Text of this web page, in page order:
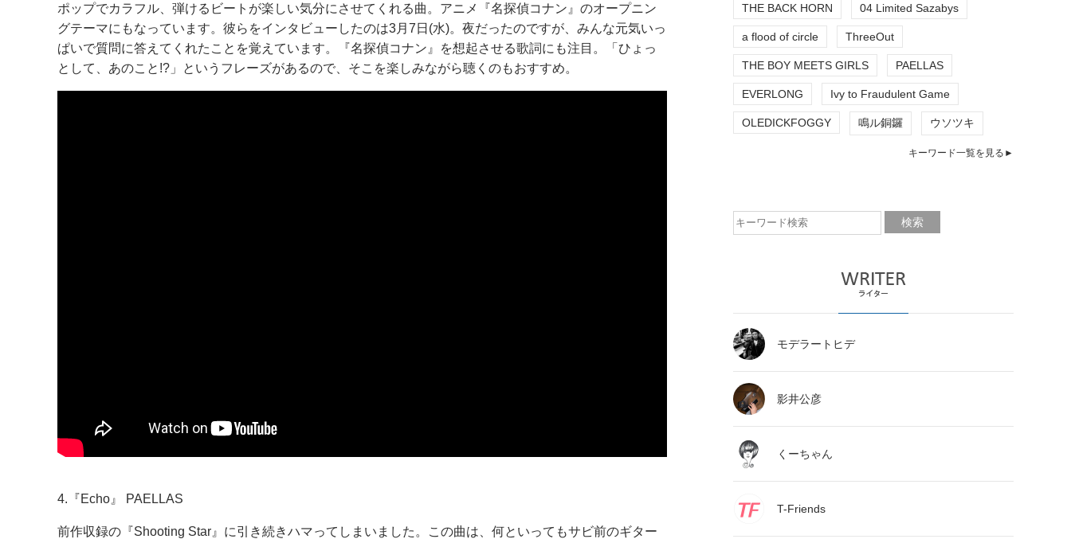
ポップでカラフル、弾けるビートが楽しい気分にさせてくれる曲。アニメ『名探偵コナン』のオープニン
グテーマにもなっています。彼らをインタビューしたのは3月7日(水)。夜だったのですが、みんな元気いっ
ぱいで質問に答えてくれたことを覚えています。『名探偵コナン』を想起させる歌詞にも注目。「ひょっ
として、あのこと!?」というフレーズがあるので、そこを楽しみながら聴くのもおすすめ。
4.『Echo』 PAELLAS
前作収録の『Shooting Star』に引き続きハマってしまいました。この曲は、何といってもサビ前のギター
THE BACK HORN 04 Limited Sazabys
a flood of circle ThreeOut
THE BOY MEETS GIRLS PAELLAS
EVERLONG Ivy to Fraudulent Game
OLEDICKFOGGY 鳴ル銅鑼 ウソツキ
キーワード一覧を見る►
モデラートヒデ
影井公彦
くーちゃん
T-Friends